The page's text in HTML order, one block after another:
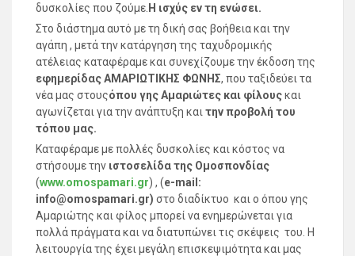
δυσκολίες που ζούμε. Η ισχύς εν τη ενώσει.
Στο διάστημα αυτό με τη δική σας βοήθεια και την
αγάπη , μετά την κατάργηση της ταχυδρομικής
ατέλειας καταφέραμε και συνεχίζουμε την έκδοση της
εφημερίδας ΑΜΑΡΙΩΤΙΚΗΣ ΦΩΝΗΣ, που ταξιδεύει τα
νέα μας στουςόπου γης Αμαριώτες και φίλουςκαι
αγωνίζεται για την ανάπτυξη και την προβολή του
τόπου μας.
Καταφέραμε με πολλές δυσκολίες και κόστος να
στήσουμε την ιστοσελίδα της Ομοσπονδίας
(www.omospamari.gr) , (e-mail:
info@omospamari.gr) στο διαδίκτυο και ο όπου γης
Αμαριώτης και φίλος μπορεί να ενημερώνεται για
πολλά πράγματα και να διατυπώνει τις σκέψεις του. Η
λειτουργία της έχει μεγάλη επισκεψιμότητα και μας